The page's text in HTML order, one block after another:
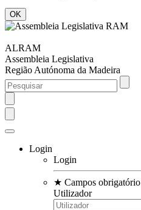
ALRAM
Assembleia Legislativa
Região Autónoma da Madeira
Login
Login
★ Campos obrigatório
Utilizador